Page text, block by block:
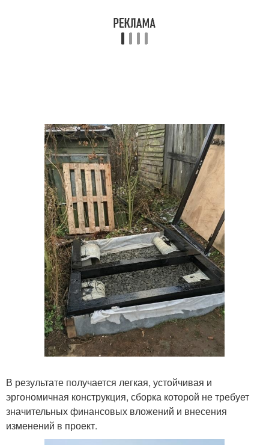
В результате получается легкая, устойчивая и
эргономичная конструкция, сборка которой не требует
значительных финансовых вложений и внесения
изменений в проект.